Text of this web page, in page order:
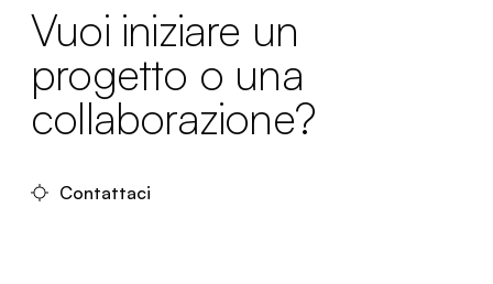
Vuoi iniziare un
progetto o una
collaborazione?
Contattaci